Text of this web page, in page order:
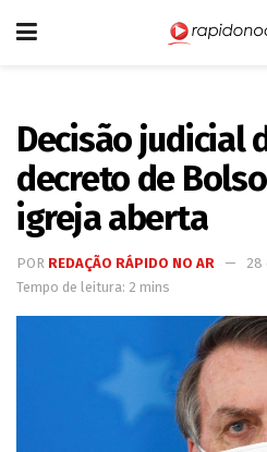
Decisão judicial
decreto de
igreja aberta
POR REDAÇÃO RÁPIDO NO AR
28
Tempo de leitura: 2 mins